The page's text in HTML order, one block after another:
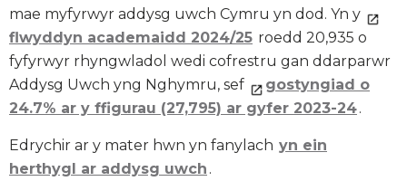
mae myfyrwyr addysg uwch Cymru yn dod. Yn y
flwyddyn academaidd 2024/25 roedd 20,935 o
fyfyrwyr rhyngwladol wedi cofrestru gan ddarparwr
Addysg Uwch yng Nghymru, sef
gostyngiad o
24.7% ar y ffigurau (27,795) ar gyfer 2023-24.
Edrychir ar y mater hwn yn fanylach yn ein
herthygl ar addysg uwch .